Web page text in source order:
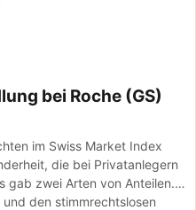
bei Roche (GS)
im Swiss Market Index
die bei Privatanlegern
gab zwei Arten von Anteilen.
den stimmrechtslosen